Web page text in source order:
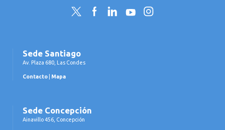
Twitter FacebookLinkedInYouTubeInstagram
Sede Santiago
Av. Plaza 680, Las Condes
Contacto Mapa
Sede Concepción
Ainavillo 456, Concepción